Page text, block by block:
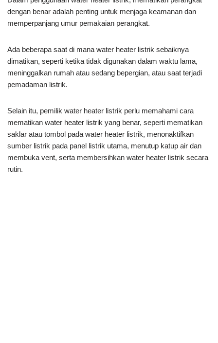
dengan benar adalah penting untuk menjaga keamanan dan
memperpanjang umur pemakaian perangkat.
Ada beberapa saat di mana water heater listrik sebaiknya
dimatikan, seperti ketika tidak digunakan dalam waktu lama,
meninggalkan rumah atau sedang bepergian, atau saat terjadi
pemadaman listrik.
Selain itu, pemilik water heater listrik perlu memahami cara
mematikan water heater listrik yang benar, seperti mematikan
saklar atau tombol pada water heater listrik, menonaktifkan
sumber listrik pada panel listrik utama, menutup katup air dan
membuka vent, serta membersihkan water heater listrik secara
rutin.